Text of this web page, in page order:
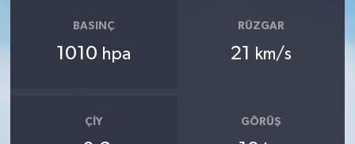
BASINÇ
1010 hpa
RÜZGAR
21 km/s
ÇIY GÖRÜŞ